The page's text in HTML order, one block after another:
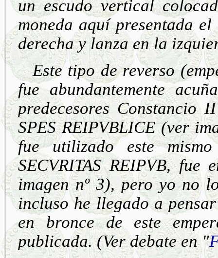
un escudo vertical
moneda aquí presentada
derecha y lanza en la
Este tipo de reverso
fue abundantemente
predecesores
SPES REIPVBLICE (ver
fue utilizado este
SECVRITAS REIPVB, fue
imagen nº 3), pero yo no
incluso he llegado a
en bronce de este
publicada. (Ver debate en "